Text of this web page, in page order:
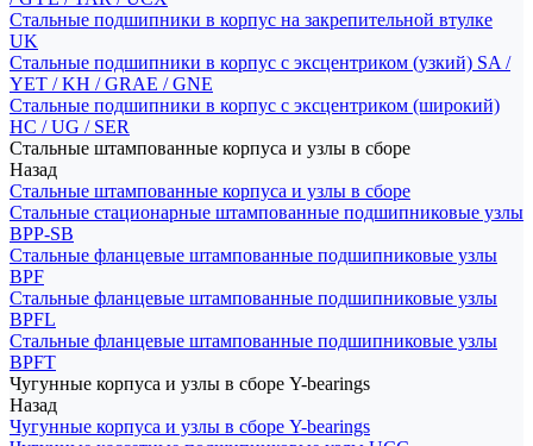
Стальные подшипники в корпус на закрепительной втулке
UK
Стальные подшипники в корпус с эксцентриком (узкий) SA /
YET / KH / GRAE / GNE
Стальные подшипники в корпус с эксцентриком (широкий)
HC / UG / SER
Стальные штампованные корпуса и узлы в сборе
Назад
Стальные штампованные корпуса и узлы в сборе
Стальные стационарные штампованные подшипниковые узлы
BPP-SB
Стальные фланцевые штампованные подшипниковые узлы
BPF
Стальные фланцевые штампованные подшипниковые узлы
BPFL
Стальные фланцевые штампованные подшипниковые узлы
BPFT
Чугунные корпуса и узлы в сборе Y-bearings
Назад
Чугунные корпуса и узлы в сборе Y-bearings